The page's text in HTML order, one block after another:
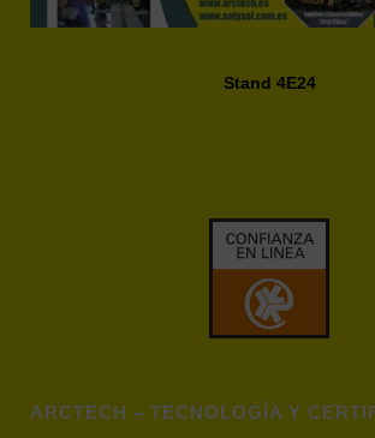
Stand 4E24
ARCTECH – TECNOLOGÍA Y